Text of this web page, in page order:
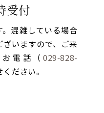
受付
混雑している場合
いますので、ご来
電話（ 029-828-
ださい。